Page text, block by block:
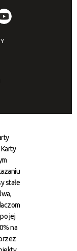
stałe
jej
na